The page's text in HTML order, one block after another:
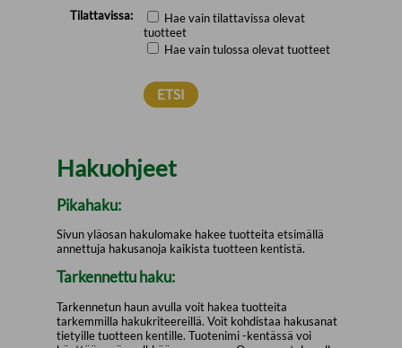
Tilattavissa:
Hae vain tilattavissa olevat
tuotteet
Hae vain tulossa olevat tuotteet
Hakuohjeet
Pikahaku:
Sivun yläosan hakulomake hakee tuotteita etsimällä
annettuja hakusanoja kaikista tuotteen kentistä.
Tarkennettu haku:
Tarkennetun haun avulla voit hakea tuotteita
tarkemmilla hakukriteereillä. Voit kohdistaa hakusanat
tietyille tuotteen kentille. Tuotenimi -kentässä voi